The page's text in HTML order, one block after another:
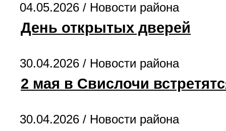
04.05.2026 / Новости района
День открытых дверей
30.04.2026 / Новости района
2 мая в Свислочи
30.04.2026 / Новости района